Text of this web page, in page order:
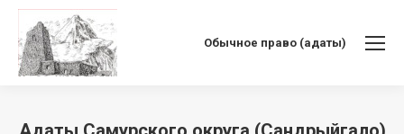
Обычное право (адаты)